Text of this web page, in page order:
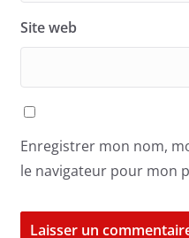
Site web
Enregistrer mon nom,
le navigateur pour mon